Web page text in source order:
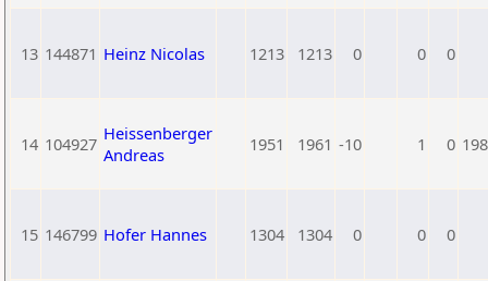
13 144871 Heinz Nicolas 1213 1213 0 0 0
14 104927 Heissenberger
Andreas
1951 1961 -10 1 0
15 146799 Hofer Hannes 1304 1304 0 0 0